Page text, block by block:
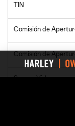
TIN
Comisión de
Comisión de
Seguro Vida